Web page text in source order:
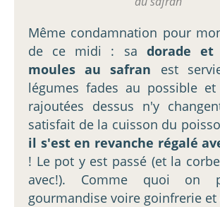
Même condamnation pour
de ce midi : sa dorade et
moules au safran est
légumes fades au possible
rajoutées dessus n'y
satisfait de la cuisson du
il s'est en revanche régalé
! Le pot y est passé (et la
avec!). Comme quoi on
gourmandise voire goinfrerie et